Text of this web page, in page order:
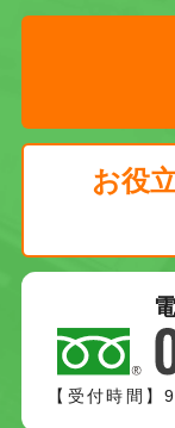
お役
【受付時間